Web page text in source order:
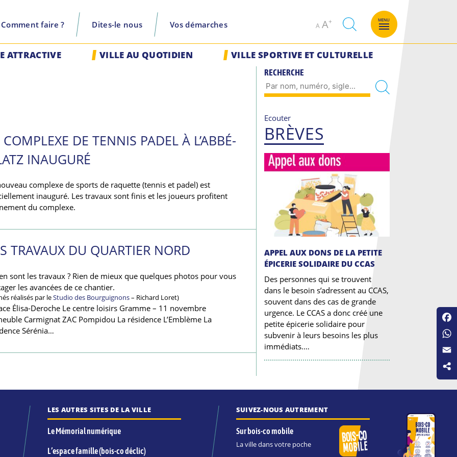
Comment faire ? Dites-le nous Vos démarches A
Decrease
font
AIncrease
size.
recherche
MENU
ATTRACTIVE VILLE AU QUOTIDIEN VILLE SPORTIVE ET CULTURELLE
COMPLEXE DE TENNIS PADEL À L’ABBÉ-
INAUGURÉ
complexe de sports de raquette (tennis et padel) est
inauguré. Les travaux sont finis et les joueurs profitent
du complexe.
TRAVAUX DU QUARTIER NORD
sont les travaux ? Rien de mieux que quelques photos pour vous
les avancées de ce chantier.
réalisés par leStudio des Bourguignons– Richard Loret)
Élisa-Deroche Le centre loisirs Gramme – 11 novembre
Carmignat ZAC Pompidou La résidence L’Emblème La
Sérénia…
RECHERCHE
Ecouter
BRÈVES
APPEL AUX DONS DE LA PETITE
ÉPICERIE SOLIDAIRE DU CCAS
Des personnes qui se trouvent
dans le besoin s’adressent au CCAS,
souvent dans des cas de grande
urgence. Le CCAS a donc créé une
petite épicerie solidaire pour
subvenir à leurs besoins les plus
immédiats.…
LES AUTRES SITES DE LA VILLE
Le Mémorial numérique
L’espace famille (bois-co déclic)
SUIVEZ-NOUS AUTREMENT
Sur bois-co mobile
La ville dans votre poche